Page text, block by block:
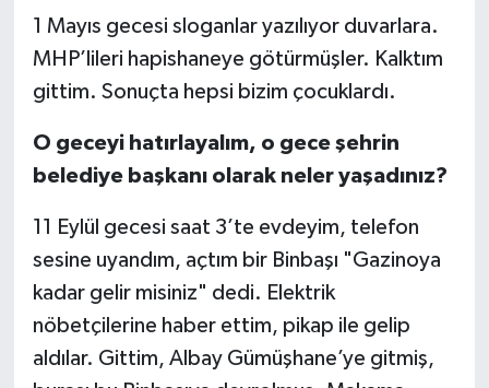
1 Mayıs gecesi sloganlar yazılıyor duvarlara.
MHP’lileri hapishaneye götürmüşler. Kalktım
gittim. Sonuçta hepsi bizim çocuklardı.
O geceyi hatırlayalım, o gece şehrin
belediye başkanı olarak neler yaşadınız?
11 Eylül gecesi saat 3’te evdeyim, telefon
sesine uyandım, açtım bir Binbaşı "Gazinoya
kadar gelir misiniz" dedi. Elektrik
nöbetçilerine haber ettim, pikap ile gelip
aldılar. Gittim, Albay Gümüşhane’ye gitmiş,